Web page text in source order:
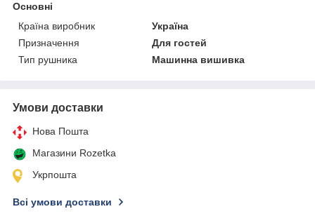
Основні
Країна виробник
Україна
Призначення
Для гостей
Тип рушника
Машинна вишивка
Умови доставки
Нова Пошта
Магазини Rozetka
Укрпошта
Всі умови доставки